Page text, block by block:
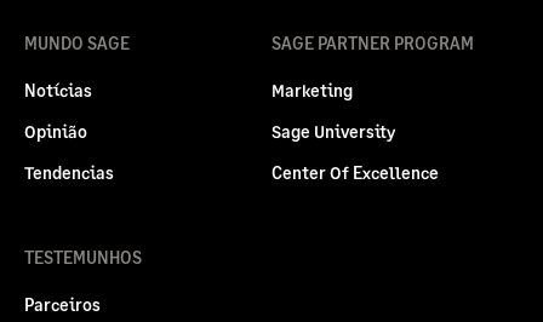
MUNDO SAGE
Notícias
Opinião
Tendencias
SAGE PARTNER PROGRAM
Marketing
Sage University
Center Of Excellence
TESTEMUNHOS
Parceiros